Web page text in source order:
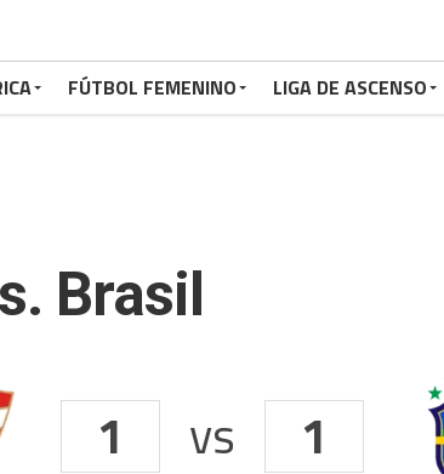
FÚTBOL FEMENINO LIGA DE ASCENSO
Brasil
1 vs 1